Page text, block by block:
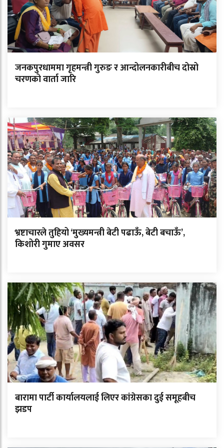
जनकपुरधाममा गृहमन्त्री गुरुङ र आन्दोलनकारीबीच दोस्रो
चरणको वार्ता जारि
भ्रष्टाचारले तुहियो ‘मुख्यमन्त्री बेटी पढाऊँ, बेटी बचाऊँ’,
किशोरी गुमाए अवसर
बारामा पार्टी कार्यालयलाई लिएर कांग्रेसका दुई समूहबीच
झडप